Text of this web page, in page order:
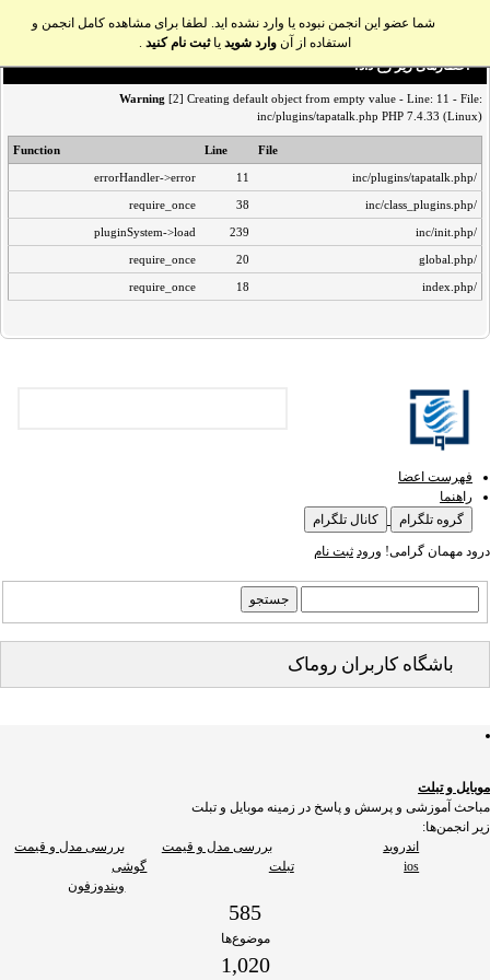
شما عضو این انجمن نبوده یا وارد نشده اید. لطفا برای مشاهده کامل انجمن و
استفاده از آن وارد شوید یاثبت نام کنید .
اخطار‌های زیر رخ داد:
Warning [2] Creating default object from empty value - Line: 11 - File:
inc/plugins/tapatalk.php PHP 7.4.33 (Linux)
File
Line
Function
/inc/plugins/tapatalk.php
11
errorHandler->error
/inc/class_plugins.php
38
require_once
/inc/init.php
239
pluginSystem->load
/global.php
20
require_once
/index.php
18
require_once
فهرست اعضا
راهنما
گروه تلگرام
کانال تلگرام
درود مهمان گرامی! ورود ثبت نام
باشگاه کاربران روماک
موبایل و تبلت
مباحث آموزشی و پرسش و پاسخ در زمینه موبایل و تبلت
زیر انجمن‌ها:
بررسی مدل و قیمت
گوشی
بررسی مدل و قیمت
تبلت
اندروید
ios
ویندوزفون
585
موضوع‌ها
1,020